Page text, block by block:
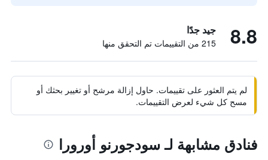
8.8 جيد جدًا
215 من التقييمات تم التحقق منها
لم يتم العثور على تقييمات. حاول إزالة مرشح أو تغيير بحثك أو
مسح كل شيء لعرض التقييمات.
فنادق مشابهة لـ سودجورنو أورورا